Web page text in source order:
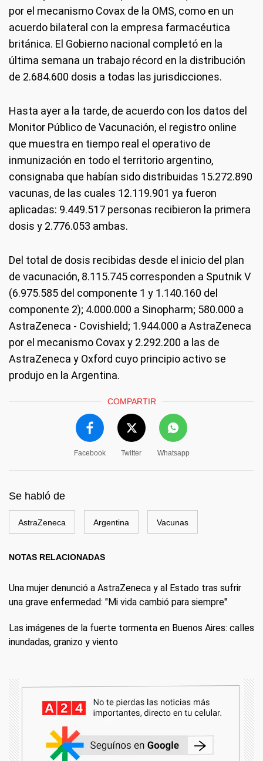
por el mecanismo Covax de la OMS, como en un
acuerdo bilateral con la empresa farmacéutica
británica. El Gobierno nacional completó en la
última semana un trabajo récord en la distribución
de 2.684.600 dosis a todas las jurisdicciones.
Hasta ayer a la tarde, de acuerdo con los datos del
Monitor Público de Vacunación, el registro online
que muestra en tiempo real el operativo de
inmunización en todo el territorio argentino,
consignaba que habían sido distribuidas 15.272.890
vacunas, de las cuales 12.119.901 ya fueron
aplicadas: 9.449.517 personas recibieron la primera
dosis y 2.776.053 ambas.
Del total de dosis recibidas desde el inicio del plan
de vacunación, 8.115.745 corresponden a Sputnik V
(6.975.585 del componente 1 y 1.140.160 del
componente 2); 4.000.000 a Sinopharm; 580.000 a
AstraZeneca - Covishield; 1.944.000 a AstraZeneca
por el mecanismo Covax y 2.292.200 a las de
AstraZeneca y Oxford cuyo principio activo se
produjo en la Argentina.
COMPARTIR
Facebook Twitter Whatsapp
Se habló de
AstraZeneca Argentina Vacunas
NOTAS RELACIONADAS
Una mujer denunció a AstraZeneca y al Estado tras sufrir
una grave enfermedad: "Mi vida cambió para siempre"
Las imágenes de la fuerte tormenta en Buenos Aires: calles
inundadas, granizo y viento